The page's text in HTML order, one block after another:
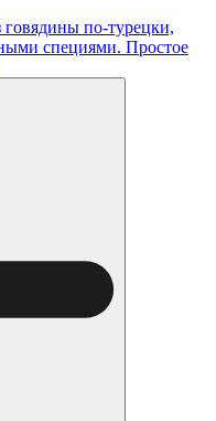
по-турецки,
специями. Простое